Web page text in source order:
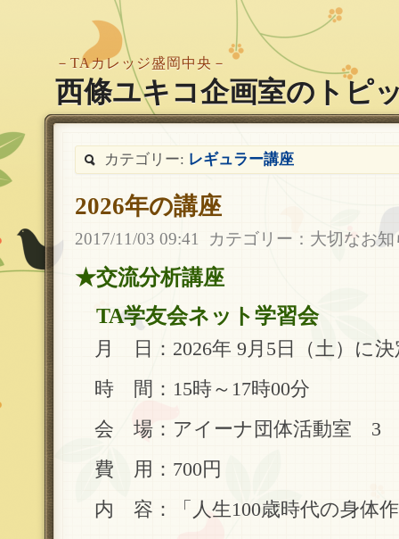
－TAカレッジ盛岡中央－
西條ユキコ企画室のトピ
カテゴリー: レギュラー講座
2026年の講座
2017/11/03 09:41 カテゴリー： 大切なお知
★交流分析講座
TA学友会ネット学習会
月 日：2026年 9月5日（土）に決
時 間：15時～17時00分
会 場：アイーナ団体活動室 3
費 用：700円
内 容：「人生100歳時代の身体